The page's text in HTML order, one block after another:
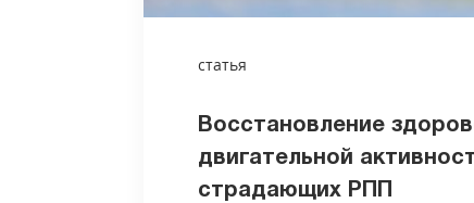
статья
Восстановление
двигательной
страдающих РПП